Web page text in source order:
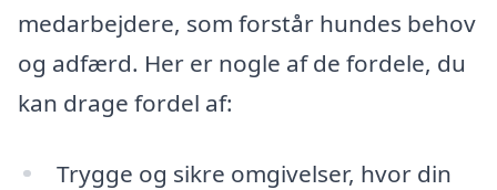
medarbejdere, som forstår hundes behov
og adfærd. Her er nogle af de fordele, du
kan drage fordel af:
Trygge og sikre omgivelser, hvor din